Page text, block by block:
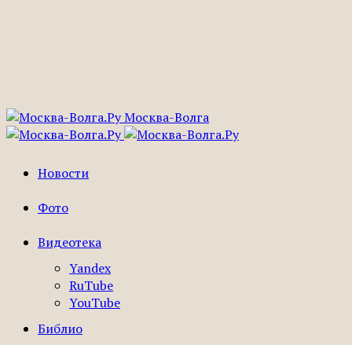
Москва-Волга
Новости
Фото
Видеотека
Yandex
RuTube
YouTube
Библио